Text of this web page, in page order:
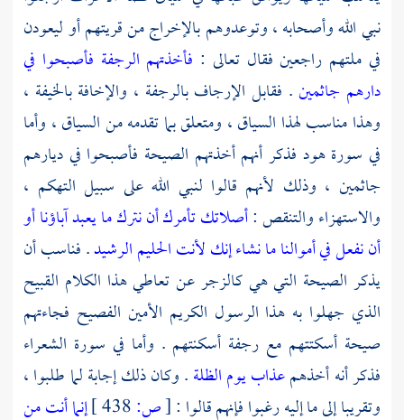
نبي الله وأصحابه ، وتوعدوهم بالإخراج من قريتهم أو ليعودن
في ملتهم راجعين فقال تعالى : فأخذتهم الرجفة فأصبحوا في
دارهم جاثمين. فقابل الإرجاف بالرجفة ، والإخافة بالخيفة ،
وهذا مناسب لهذا السياق ، ومتعلق بما تقدمه من السياق ، وأما
في سورة هود فذكر أنهم أخذتهم الصيحة فأصبحوا في ديارهم
جاثمين ، وذلك لأنهم قالوا لنبي الله على سبيل التهكم ،
والاستهزاء والتنقص :أصلاتك تأمرك أن نترك ما يعبد آباؤنا أو
أن نفعل في أموالنا ما نشاء إنك لأنت الحليم الرشيد. فناسب أن
يذكر الصيحة التي هي كالزجر عن تعاطي هذا الكلام القبيح
الذي جهلوا به هذا الرسول الكريم الأمين الفصيح فجاءتهم
صيحة أسكتتهم مع رجفة أسكنتهم . وأما في سورة الشعراء
فذكر أنه أخذهمعذاب يوم الظلة. وكان ذلك إجابة لما طلبوا ،
وتقريبا إلى ما إليه رغبوا فإنهم قالوا :[ص:
إنما أنت من